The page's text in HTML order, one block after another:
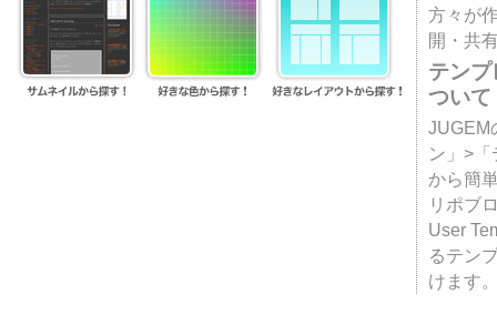
方々が
開・共
テン
ついて
JUGEM
ン」>
から簡
リポブ
User
るテン
けます